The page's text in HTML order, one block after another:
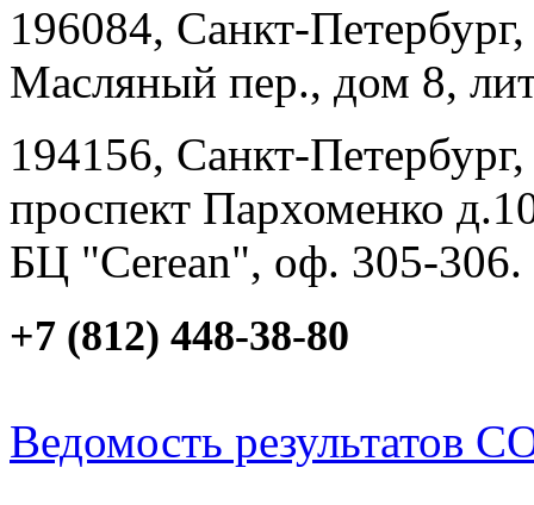
196084, Санкт-Петербург,
Масляный пер., дом 8,
194156, Санкт-Петербург,
проспект Пархоменко
БЦ "Cerean", оф. 305-306.
+7 (812) 448-38-80
Ведомость результатов